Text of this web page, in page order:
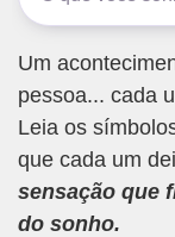
Um
pessoa... cada
Leia os
que cada um
sensação que
do sonho.